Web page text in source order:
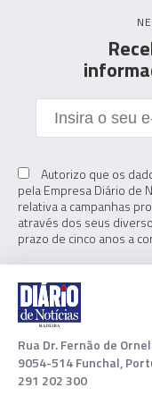
Autorizo que os
pela Empresa Diário de
relativa a campanhas
através dos seus
prazo de cinco anos a
Rua Dr. Fernão de
9054-514 Funchal,
291 202 300